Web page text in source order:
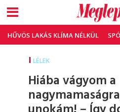
HŰVÖS LAKÁS KLÍMA NÉLKÜL
LÉLEK
Hiába vágyom a